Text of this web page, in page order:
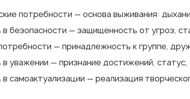
потребности — основа выживания:
безопасности — защищенность от угроз,
— принадлежность к группе,
уважении — признание достижений, статус,
самоактуализации — реализация